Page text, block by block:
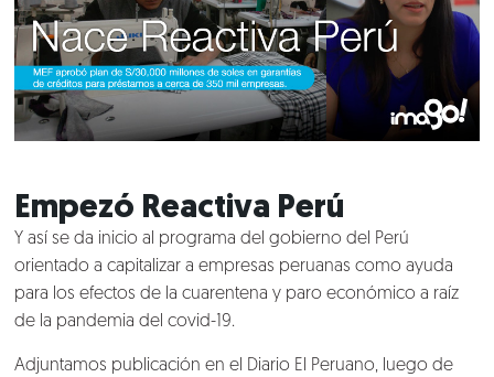
Empezó Reactiva Perú
Y así se da inicio al programa delgobierno del Perú
orientado a capitalizar a empresas peruanas como ayuda
para los efectos de la cuarentena y paro económico a raíz
de la pandemia del covid-19.
Adjuntamos publicación en el Diario El Peruano, luego de